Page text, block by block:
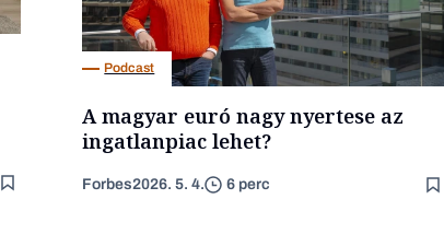
Podcast
A magyar euró nagy nyertese az
ingatlanpiac lehet?
Forbes2026. 5. 4. 6 perc